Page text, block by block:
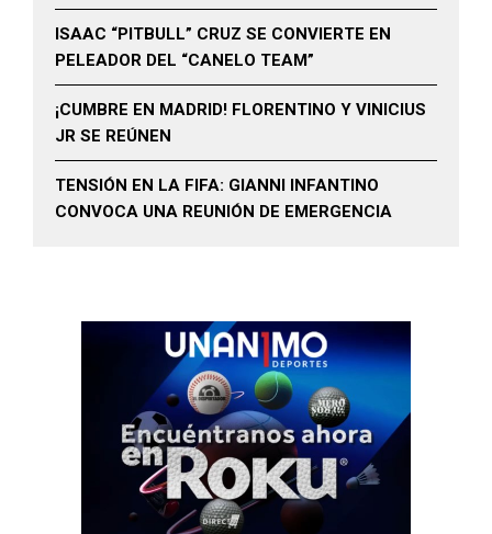
ISAAC “PITBULL” CRUZ SE CONVIERTE EN
PELEADOR DEL “CANELO TEAM”
¡CUMBRE EN MADRID! FLORENTINO Y VINICIUS
JR SE REÚNEN
TENSIÓN EN LA FIFA: GIANNI INFANTINO
CONVOCA UNA REUNIÓN DE EMERGENCIA